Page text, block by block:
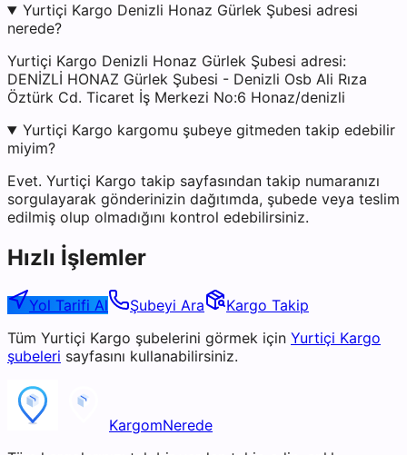
Yurtiçi Kargo Denizli Honaz Gürlek Şubesi adresi
nerede?
Yurtiçi Kargo Denizli Honaz Gürlek Şubesi adresi:
DENİZLİ HONAZ Gürlek Şubesi - Denizli Osb Ali Rıza
Öztürk Cd. Ticaret İş Merkezi No:6 Honaz/denizli
Yurtiçi Kargo kargomu şubeye gitmeden takip edebilir
miyim?
Evet. Yurtiçi Kargo takip sayfasından takip numaranızı
sorgulayarak gönderinizin dağıtımda, şubede veya teslim
edilmiş olup olmadığını kontrol edebilirsiniz.
Hızlı İşlemler
Yol Tarifi Al Şubeyi Ara
Kargo Takip
Tüm Yurtiçi Kargo şubelerini görmek için Yurtiçi Kargo
şubeleri sayfasını kullanabilirsiniz.
KargomNerede